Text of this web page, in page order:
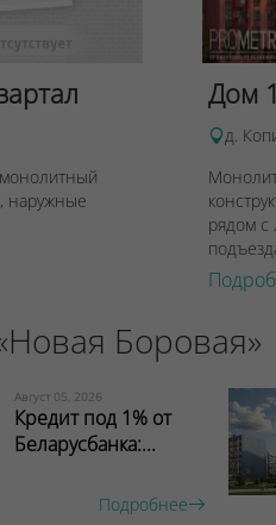
наружные
Дом
д.
рядом с
Боровая»
Август 05, 2026
Кредит под 1% от
Беларусбанка:...
Подробнее